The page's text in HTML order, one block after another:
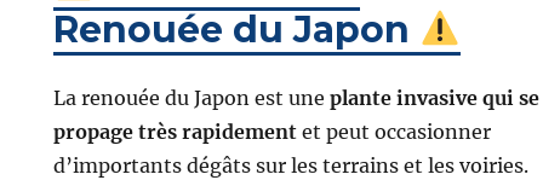
Renouée du Japon
La renouée du Japon est une plante invasive qui se
propage très rapidementet peut occasionner
d’importants dégâts sur les terrains et les voiries.